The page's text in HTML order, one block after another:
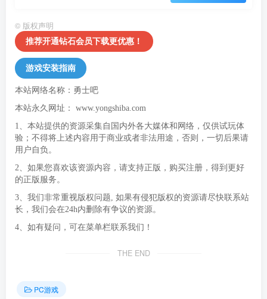
© 版权声明
推荐开通钻石会员下载更优惠！
游戏安装指南
本站网络名称：勇士吧
本站永久网址： www.yongshiba.com
1、本站提供的资源采集自国内外各大媒体和网络，仅供试玩体
验；不得将上述内容用于商业或者非法用途，否则，一切后果请
用户自负。
2、如果您喜欢该资源内容，请支持正版，购买注册，得到更好
的正版服务。
3、我们非常重视版权问题, 如果有侵犯版权的资源请尽快联系站
长，我们会在24h内删除有争议的资源。
4、如有疑问，可在菜单栏联系我们！
THE END
PC游戏